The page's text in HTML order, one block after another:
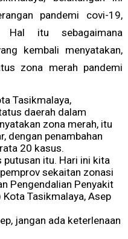
pandemi covi-19,
Hal itu sebagaimana
kembali menyatakan,
zona merah pandemi
Tasikmalaya,
daerah dalam
zona merah, itu
dengan penambahan
20 kasus.
putusan itu. Hari ini kita
sekaitan zonasi
Pengendalian Penyakit
Tasikmalaya, Asep
jangan ada keterlenaan